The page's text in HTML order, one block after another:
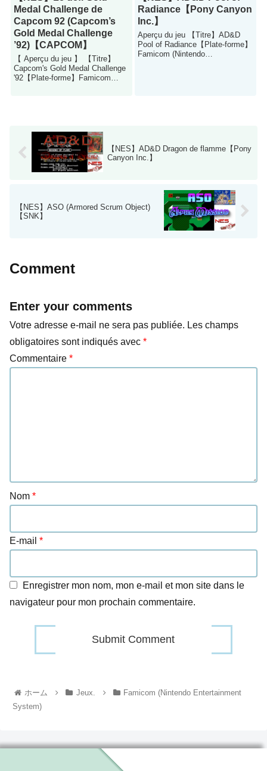
Medal Challenge de
Capcom 92 (Capcom’s
Gold Medal Challenge
’92)【CAPCOM】
【 Aperçu du jeu 】 【Titre】
Capcom's Gold Medal Challenge
'92【Plate-forme】Famicom
Radiance【Pony Canyon
Inc.】
Aperçu du jeu 【Titre】AD&D
Pool of Radiance【Plate-forme】
Famicom (Nintendo
【NES】AD&D Dragon de flamme【Pony
Canyon Inc.】
【NES】ASO (Armored Scrum Object)
【SNK】
Comment
Enter your comments
Votre adresse e-mail ne sera pas publiée. Les champs
obligatoires sont indiqués avec *
Commentaire *
Nom *
E-mail *
Enregistrer mon nom, mon e-mail et mon site dans le
navigateur pour mon prochain commentaire.
ホーム Jeux.
Famicom (Nintendo Entertainment
System)